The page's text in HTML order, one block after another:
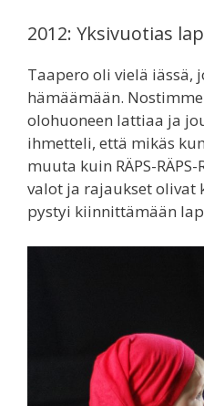
2012: Yksivuotias
Taapero oli vielä iässä,
hämäämään.
olohuoneen lattiaa ja
ihmetteli, että mikäs
muuta kuin RÄPS-
valot ja rajaukset olivat
pystyi kiinnittämään